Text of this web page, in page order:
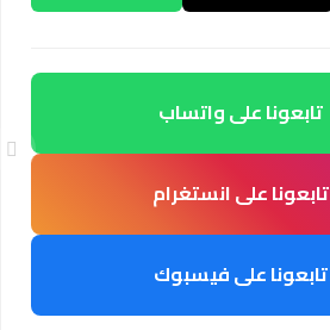
تابعونا على واتساب
تابعونا على انستغرام
تابعونا على فيسبوك